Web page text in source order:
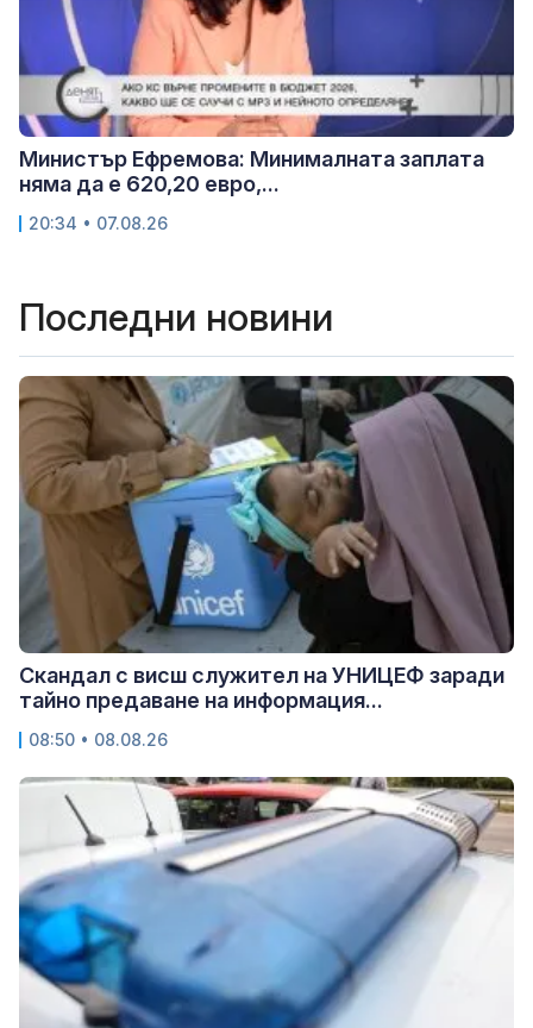
Министър Ефремова: Минималната заплата
няма да е 620,20 евро,...
20:34 • 07.08.26
Последни новини
Скандал с висш служител на УНИЦЕФ заради
тайно предаване на информация...
08:50 • 08.08.26